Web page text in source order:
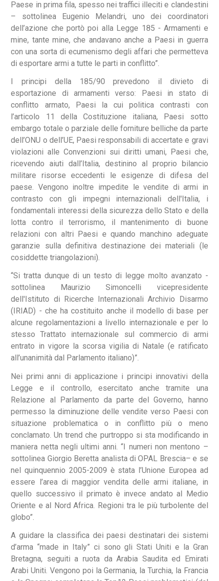
Paese in prima fila, spesso nei traffici illeciti e clandestini
– sottolinea Eugenio Melandri, uno dei coordinatori
dell’azione che portò poi alla Legge 185 - Armamenti e
mine, tante mine, che andavano anche a Paesi in guerra
con una sorta di ecumenismo degli affari che permetteva
di esportare armi a tutte le parti in conflitto”.
I principi della 185/90 prevedono il divieto di
esportazione di armamenti verso: Paesi in stato di
conflitto armato, Paesi la cui politica contrasti con
l’articolo 11 della Costituzione italiana, Paesi sotto
embargo totale o parziale delle forniture belliche da parte
dell’ONU o dell’UE, Paesi responsabili di accertate e gravi
violazioni alle Convenzioni sui diritti umani, Paesi che,
ricevendo aiuti dall’Italia, destinino al proprio bilancio
militare risorse eccedenti le esigenze di difesa del
paese. Vengono inoltre impedite le vendite di armi in
contrasto con gli impegni internazionali dell'Italia, i
fondamentali interessi della sicurezza dello Stato e della
lotta contro il terrorismo, il mantenimento di buone
relazioni con altri Paesi e quando manchino adeguate
garanzie sulla definitiva destinazione dei materiali (le
cosiddette triangolazioni).
“Si tratta dunque di un testo di legge molto avanzato -
sottolinea Maurizio Simoncelli vicepresidente
dell'Istituto di Ricerche Internazionali Archivio Disarmo
(IRIAD) - che ha costituito anche il modello di base per
alcune regolamentazioni a livello internazionale e per lo
stesso Trattato internazionale sul commercio di armi
entrato in vigore la scorsa vigilia di Natale (e ratificato
all’unanimità dal Parlamento italiano)”.
Nei primi anni di applicazione i principi innovativi della
Legge e il controllo, esercitato anche tramite una
Relazione al Parlamento da parte del Governo, hanno
permesso la diminuzione delle vendite verso Paesi con
situazione problematica o in conflitto più o meno
conclamato. Un trend che purtroppo si sta modificando in
maniera netta negli ultimi anni. “I numeri non mentono –
sottolinea Giorgio Beretta analista di OPAL Brescia– e se
nel quinquennio 2005-2009 è stata l’Unione Europea ad
essere l’area di maggior vendita delle armi italiane, in
quello successivo il primato è invece andato al Medio
Oriente e al Nord Africa. Regioni tra le più turbolente del
globo”.
A guidare la classifica dei paesi destinatari dei sistemi
d’arma “made in Italy” ci sono gli Stati Uniti e la Gran
Bretagna, seguiti a ruota da Arabia Saudita ed Emirati
Arabi Uniti. Vengono poi la Germania, la Turchia, la Francia